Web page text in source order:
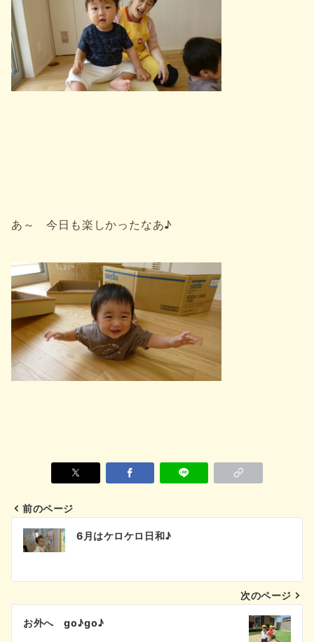
あ～ 今日も楽しかったなあ♪
投
ビ
前のページ
6月はケロケロ日和♪
次のページ
お外へ go♪go♪